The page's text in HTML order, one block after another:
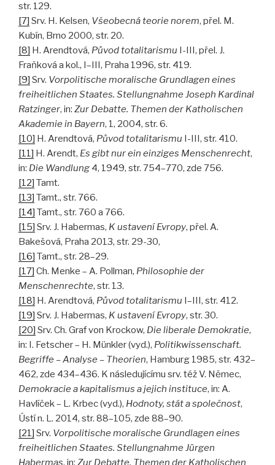
str. 129.
[7] Srv. H. Kelsen, Všeobecná teorie norem, přel. M.
Kubín, Brno 2000, str. 20.
[8] H. Arendtová, Původ totalitarismu I-III, přel. J.
Fraňková a kol., I–III, Praha 1996, str. 419.
[9] Srv. Vorpolitische moralische Grundlagen eines
freiheitlichen Staates. Stellungnahme Joseph Kardinal
Ratzinger, in: Zur Debatte. Themen der Katholischen
Akademie in Bayern, 1, 2004, str. 6.
[10] H. Arendtová, Původ totalitarismu I-III, str. 410.
[11] H. Arendt, Es gibt nur ein einziges Menschenrecht,
in: Die Wandlung 4, 1949, str. 754–770, zde 756.
[12] Tamt.
[13] Tamt., str. 766.
[14] Tamt., str. 760 a 766.
[15] Srv. J. Habermas, K ustavení Evropy, přel. A.
Bakešová, Praha 2013, str. 29-30,
[16] Tamt., str. 28–29.
[17] Ch. Menke – A. Pollman, Philosophie der
Menschenrechte, str. 13.
[18] H. Arendtová, Původ totalitarismu I–III, str. 412.
[19] Srv. J. Habermas, K ustavení Evropy, str. 30.
[20] Srv. Ch. Graf von Krockow, Die liberale Demokratie,
in: I. Fetscher – H. Münkler (vyd.), Politikwissenschaft.
Begriffe – Analyse – Theorien, Hamburg 1985, str. 432–
462, zde 434–436. K následujícímu srv. též V. Němec,
Demokracie a kapitalismus a jejich instituce, in: A.
Havlíček – L. Krbec (vyd.), Hodnoty, stát a společnost,
Ústí n. L. 2014, str. 88–105, zde 88–90.
[21] Srv. Vorpolitische moralische Grundlagen eines
freiheitlichen Staates. Stellungnahme Jürgen
Habermas, in: Zur Debatte. Themen der Katholischen